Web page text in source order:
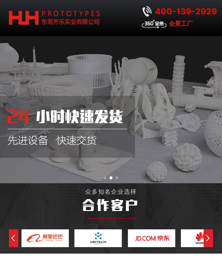
400-139-2929
全景工厂
众多知名企业选择
合作客户